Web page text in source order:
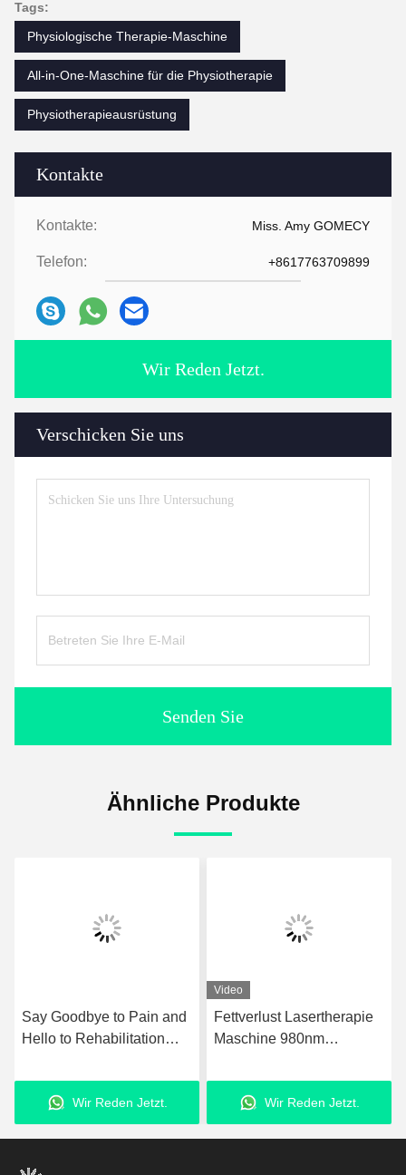
Kontakte
Kontakte: Miss. Amy GOMECY
Telefon: +8617763709899
Wir Reden Jetzt.
Verschicken Sie uns
Senden Sie
Tags:
Physiologische Therapie-Maschine
All-in-One-Maschine für die Physiotherapie
Physiotherapieausrüstung
Ähnliche Produkte
Fettverlust Lasertherapie
Maschine 980nm
Fettabsaugungsanlage
Wir Reden Jetzt.
GMS Tecar Therapie
Maschine Physiotherapie
Abnehmen
Wir Reden Jetzt.